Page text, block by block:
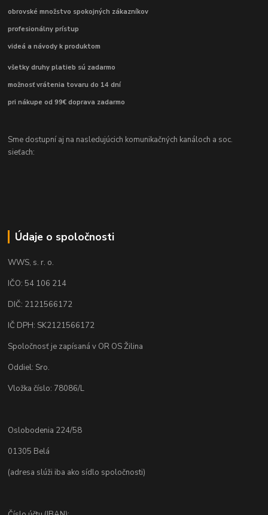
obrovské množstvo spokojných zákazníkov
profesionálny prístup
videá a návody k produktom
všetky druhy platieb sú zadarmo
možnosť vrátenia tovaru do 14 dní
pri nákupe od 99€ doprava zadarmo
Sme dostupní aj na nasledujúcich komunikačných kanáloch a soc.
sieťach:
Údaje o spoločnosti
WWS, s. r. o.
IČO: 54 106 214
DIČ: 2121566172
IČ DPH: SK2121566172
Spoločnosť je zapísaná v OR OS Žilina
Oddiel: Sro.
Vložka číslo: 78086/L
Oslobodenia 224/58
01305 Belá
(adresa slúži iba ako sídlo spoločnosti)